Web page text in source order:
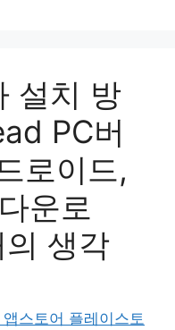
설치 방
PC버
로이드,
운로
생각
스토어 플레이스토